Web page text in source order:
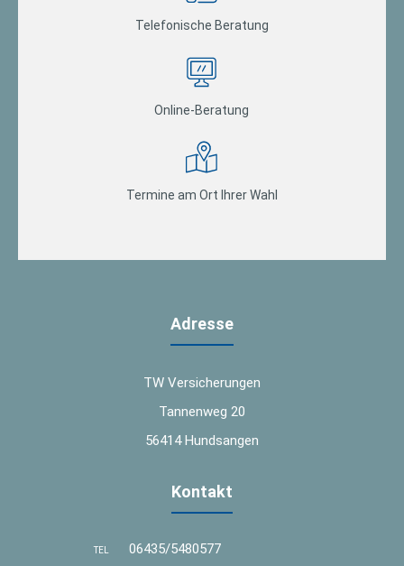
Telefonische Beratung
Online-Beratung
Termine am Ort Ihrer Wahl
Adresse
TW Versicherungen
Tannenweg 20
56414 Hundsangen
Kontakt
TEL 06435/5480577